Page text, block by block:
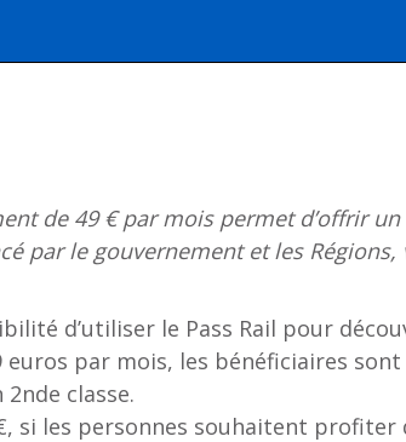
de 49 € par mois permet d’offrir
par le gouvernement et les Régions,
d’utiliser le Pass Rail pour
euros par mois, les bénéficiaires
classe.
si les personnes souhaitent profiter